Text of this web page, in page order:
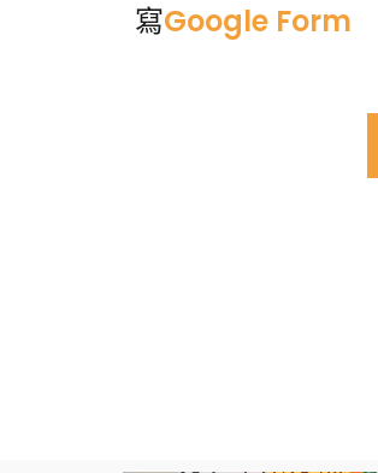
寫Google Form